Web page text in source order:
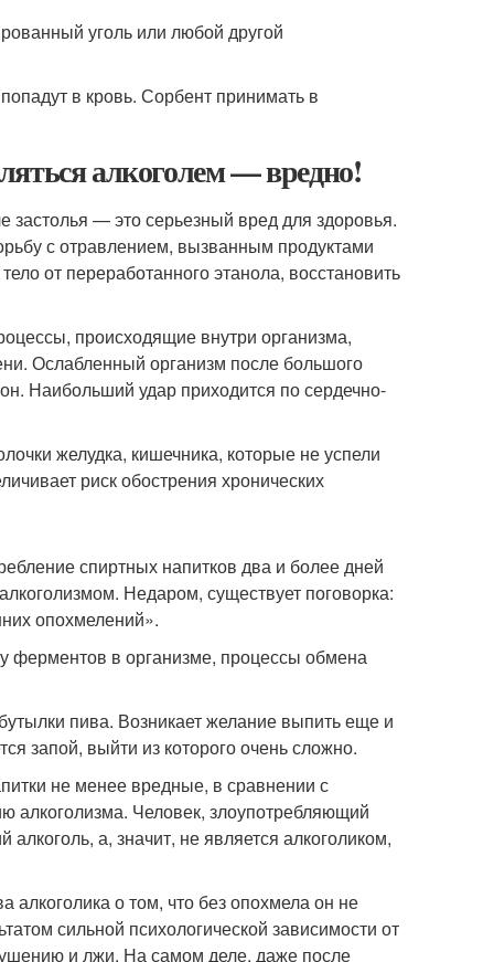
уголь или любой другой
в кровь. Сорбент принимать в
алкоголем — вредно!
застолья — это серьезный вред для здоровья.
с отравлением, вызванным продуктами
от переработанного этанола, восстановить
происходящие внутри организма,
Ослабленный организм после большого
Наибольший удар приходится по сердечно-
желудка, кишечника, которые не успели
риск обострения хронических
спиртных напитков два и более дней
Недаром, существует поговорка:
опохмелений».
ферментов в организме, процессы обмена
пива. Возникает желание выпить еще и
запой, выйти из которого очень сложно.
не менее вредные, в сравнении с
алкоголизма. Человек, злоупотребляющий
а, значит, не является алкоголиком,
алкоголика о том, что без опохмела он не
сильной психологической зависимости от
и лжи. На самом деле, даже после